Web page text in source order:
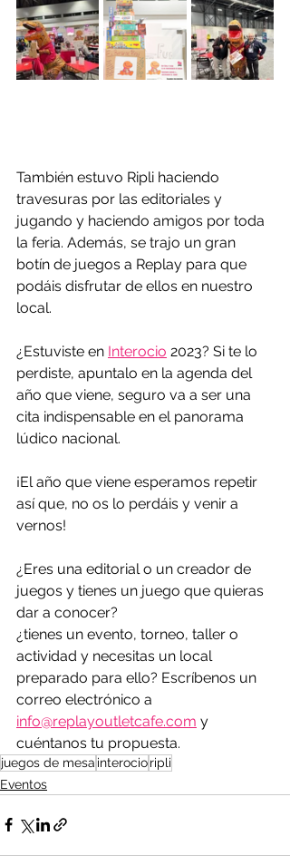
También estuvo Ripli haciendo
travesuras por las editoriales y
jugando y haciendo amigos por toda
la feria. Además, se trajo un gran
botín de juegos a Replay para que
podáis disfrutar de ellos en nuestro
local.
¿Estuviste en Interocio 2023? Si te lo
perdiste, apuntalo en la agenda del
año que viene, seguro va a ser una
cita indispensable en el panorama
lúdico nacional.
¡El año que viene esperamos repetir
así que, no os lo perdáis y venir a
vernos!
¿Eres una editorial o un creador de
juegos y tienes un juego que quieras
dar a conocer?
¿tienes un evento, torneo, taller o
actividad y necesitas un local
preparado para ello? Escríbenos un
correo electrónico a
info@replayoutletcafe.com y
cuéntanos tu propuesta.
juegos de mesa interocioripli
Eventos